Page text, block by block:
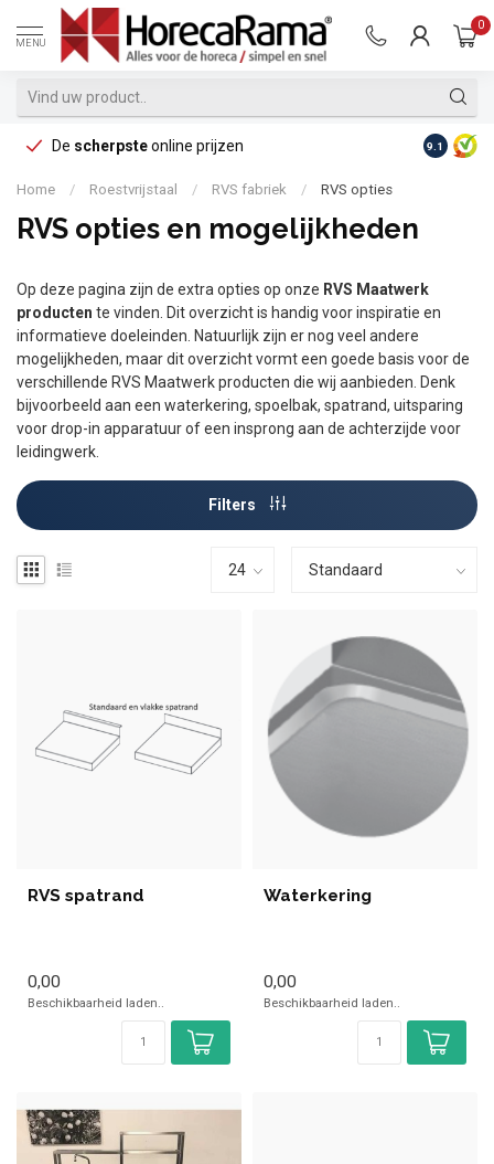
MENU
0
De scherpsteonline prijzen Op
9.1
Home / Roestvrijstaal / RVS fabriek / RVS opties
RVS opties en mogelijkheden
Op deze pagina zijn de extra opties op onze RVS Maatwerk
producten te vinden. Dit overzicht is handig voor inspiratie en
informatieve doeleinden. Natuurlijk zijn er nog veel andere
mogelijkheden, maar dit overzicht vormt een goede basis voor de
verschillende RVS Maatwerk producten die wij aanbieden. Denk
bijvoorbeeld aan een waterkering, spoelbak, spatrand, uitsparing
voor drop-in apparatuur of een insprong aan de achterzijde voor
leidingwerk.
Filters
RVS spatrand
0,00
Beschikbaarheid laden..
Waterkering
0,00
Beschikbaarheid laden..